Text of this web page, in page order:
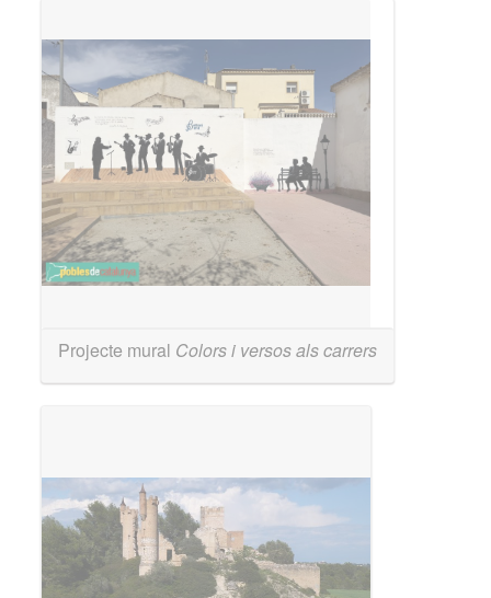
Projecte mural Colors i versos als carrers